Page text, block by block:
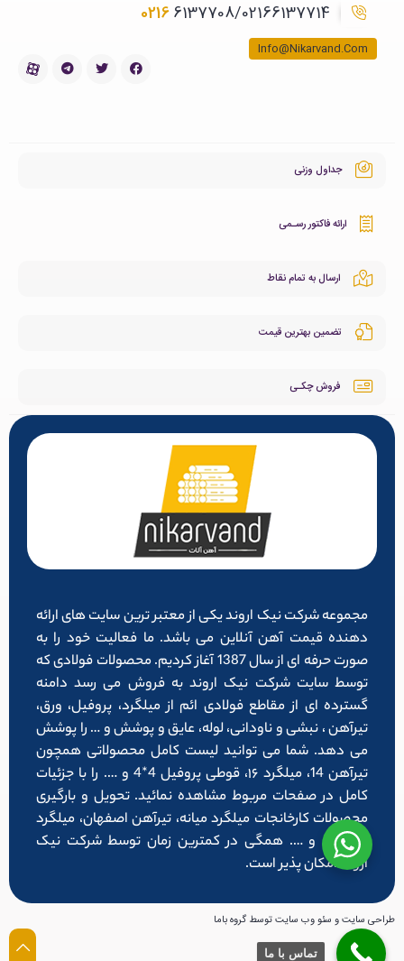
02166137708/02166137714
Info@Nikarvand.Com
جداول وزنی
ارائه فاکتور رسـمی
ارسال به تمام نقاط
تضمین بهترین قیمت
فروش چکـی
مجموعه شرکت نیک اروند یکی از معتبر ترین سایت های ارائه
دهنده قیمت آهن آنلاین می باشد. ما فعالیت خود را به
صورت حرفه ای از سال 1387 آغاز کردیم. محصولات فولادی که
توسط سایت شرکت نیک اروند به فروش می رسد دامنه
گسترده ای از مقاطع فولادی ائم از میلگرد، پروفیل، ورق،
تیرآهن ، نبشی و ناودانی، لوله، عایق و پوشش و … را پوشش
می دهد. شما می توانید لیست کامل محصولاتی همچون
تیرآهن 14، میلگرد ۱۶، قوطی پروفیل 4*4 و …. را با جزئیات
کامل در صفحات مربوط مشاهده نمائید. تحویل و بارگیری
محصولات کارخانجات میلگرد میانه، تیرآهن اصفهان، میلگرد
شاهرود و …. همگی در کمترین زمان توسط شرکت نیک
اروند امکان پذیر است.
طراحی سایت و سئو وب سایت توسط گروه باما
تماس با ما